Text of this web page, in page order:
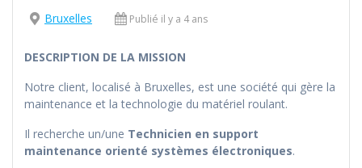
Bruxelles Publié il y a 4 ans
DESCRIPTION DE LA MISSION
Notre client, localisé à Bruxelles, est une société qui gère la
maintenance et la technologie du matériel roulant.
Il recherche un/une Technicien en support
maintenance orienté systèmes électroniques.